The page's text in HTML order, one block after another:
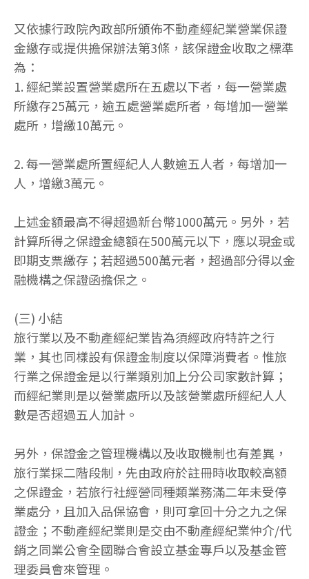
又依據行政院內政部所頒佈不動產經紀業營業保證
金繳存或提供擔保辦法第3條，該保證金收取之標準
為：
1. 經紀業設置營業處所在五處以下者，每一營業處
所繳存25萬元，逾五處營業處所者，每增加一營業
處所，增繳10萬元。
2. 每一營業處所置經紀人人數逾五人者，每增加一
人，增繳3萬元。
上述金額最高不得超過新台幣1000萬元。另外，若
計算所得之保證金總額在500萬元以下，應以現金或
即期支票繳存；若超過500萬元者，超過部分得以金
融機構之保證函擔保之。
(三) 小結
旅行業以及不動產經紀業皆為須經政府特許之行
業，其也同樣設有保證金制度以保障消費者。惟旅
行業之保證金是以行業類別加上分公司家數計算；
而經紀業則是以營業處所以及該營業處所經紀人人
數是否超過五人加計。
另外，保證金之管理機構以及收取機制也有差異，
旅行業採二階段制，先由政府於註冊時收取較高額
之保證金，若旅行社經營同種類業務滿二年未受停
業處分，且加入品保協會，則可拿回十分之九之保
證金；不動產經紀業則是交由不動產經紀業仲介/代
銷之同業公會全國聯合會設立基金專戶以及基金管
理委員會來管理。